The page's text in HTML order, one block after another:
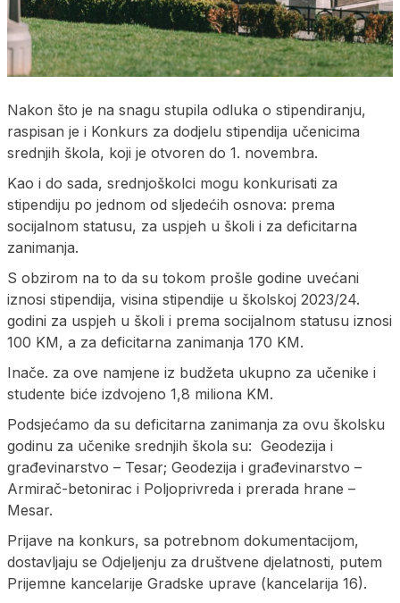
Nakon što je na snagu stupila odluka o stipendiranju,
raspisan je i Konkurs za dodjelu stipendija učenicima
srednjih škola, koji je otvoren do 1. novembra.
Kao i do sada, srednjoškolci mogu konkurisati za
stipendiju po jednom od sljedećih osnova: prema
socijalnom statusu, za uspjeh u školi i za deficitarna
zanimanja.
S obzirom na to da su tokom prošle godine uvećani
iznosi stipendija, visina stipendije u školskoj 2023/24.
godini za uspjeh u školi i prema socijalnom statusu iznosi
100 KM, a za deficitarna zanimanja 170 KM.
Inače. za ove namjene iz budžeta ukupno za učenike i
studente biće izdvojeno 1,8 miliona KM.
Podsjećamo da su deficitarna zanimanja za ovu školsku
godinu za učenike srednjih škola su: Geodezija i
građevinarstvo – Tesar; Geodezija i građevinarstvo –
Armirač-betonirac i Poljoprivreda i prerada hrane –
Mesar.
Prijave na konkurs, sa potrebnom dokumentacijom,
dostavljaju se Odjeljenju za društvene djelatnosti, putem
Prijemne kancelarije Gradske uprave (kancelarija 16).